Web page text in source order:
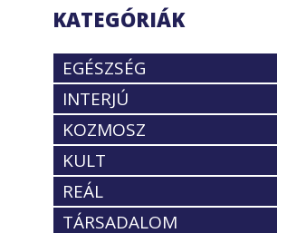
KATEGÓRIÁK
EGÉSZSÉG
INTERJÚ
KOZMOSZ
KULT
REÁL
TÁRSADALOM